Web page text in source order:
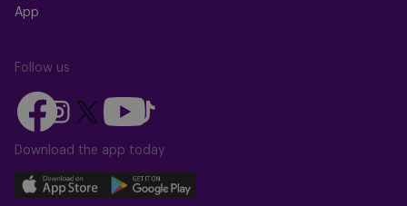
App
Follow us
Follow
us
on
Follow
us
on
Instagram
Follow
on
X
(Twitter)
Follow
us
on
Follow
us
on
TikTok
Download the app today
Download
Download